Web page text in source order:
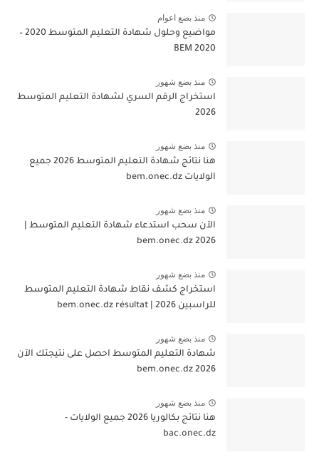
منذ بضع اعوام
مواضيع وحلول شهادة التعليم المتوسط 2020 –
BEM 2020
منذ بضع شهور
استخراج الرقم السري لشهادة التعليم المتوسط
2026
منذ بضع شهور
هنا نتائج شهادة التعليم المتوسط 2026 جميع
الولايات bem.onec.dz
منذ بضع شهور
الآن سحب استدعاء شهادة التعليم المتوسط |
2026 bem.onec.dz
منذ بضع شهور
استخراج كشف نقاط شهادة التعليم المتوسط
للراسبين 2026 | bem.onec.dz résultat
منذ بضع شهور
شهادة التعليم المتوسط احصل على نتيجتك الآن
bem.onec.dz 2026
منذ بضع شهور
هنا نتائج بكالوريا 2026 جميع الولايات -
bac.onec.dz